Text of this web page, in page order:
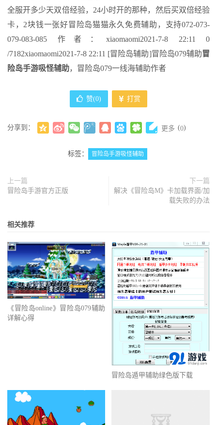
全服开多少天双倍经验，24小时开的那种，然后买双倍经验
卡，2块钱一张好冒险岛猫猫永久免费辅助，支持072-073-
079-083-085 作者：xiaomaomi2021-7-8 22:11 0
/7182xiaomaomi2021-7-8 22:11 [冒险岛辅助]冒险岛079辅助冒
险岛手游吸怪辅助，冒险岛079一线海辅助作者
赞(0) 打赏
分享到： 更多 (0)
标签： 冒险岛手游吸怪辅助
上一篇
冒险岛手游官方正版
下一篇
解决《冒险岛M》卡加载界面/加
载失败的办法
相关推荐
《冒险岛online》冒险岛079辅助
详解心得
冒险岛遁甲辅助绿色版下载